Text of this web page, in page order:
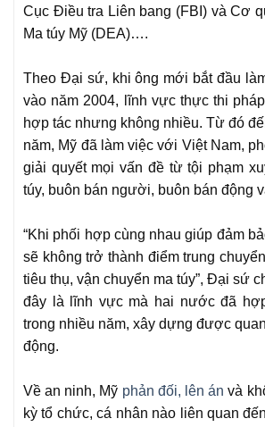
Cục Điều tra Liên bang (FBI) và Cơ
Ma túy Mỹ (DEA)….
Theo Đại sứ, khi ông mới bắt đầu
vào năm 2004, lĩnh vực thực thi
hợp tác nhưng không nhiều. Từ đó
năm, Mỹ đã làm việc với Việt Nam,
giải quyết mọi vấn đề từ tội phạm
túy, buôn bán người, buôn bán động
“Khi phối hợp cùng nhau giúp đảm
sẽ không trở thành điểm trung
tiêu thụ, vận chuyển ma túy”, Đại sứ
đây là lĩnh vực mà hai nước đã
trong nhiều năm, xây dựng được
động.
Về an ninh, Mỹ phản đối, lên án và
kỳ tổ chức, cá nhân nào liên quan